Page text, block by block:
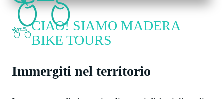
CIAO! SIAMO MADERA
BIKE TOURS
Immergiti nel territorio